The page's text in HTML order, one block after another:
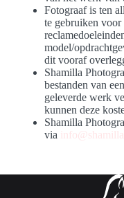
Fotograaf is ten
te gebruiken
model/
dit vooraf
Shamilla
bestanden van
geleverde werk
kunnen deze
Shamilla
via